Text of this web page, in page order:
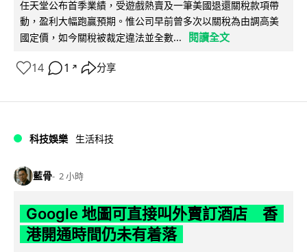
任天堂公布首季業績，受遊戲熱賣及一筆美國退還關稅款項帶
動，盈利大幅跑贏預期。惟公司早前曾多次以關稅為由調高美
國定價，如今關稅被裁定違法並全數...
閱讀全文
14 1 ↗ 分享
科技娛樂 生活科技
藍骨 2 小時
Google 地圖可直接叫外賣訂酒店 香
港開通時間仍未有着落